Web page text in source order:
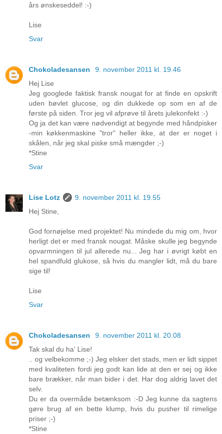
års ønskeseddel! :-)
Lise
Svar
Chokoladesansen
9. november 2011 kl. 19.46
Hej Lise
Jeg googlede faktisk fransk nougat for at finde en opskrift
uden bøvlet glucose, og din dukkede op som en af de
første på siden. Tror jeg vil afprøve til årets julekonfekt :-)
Og ja det kan være nødvendigt at begynde med håndpisker
-min køkkenmaskine "tror" heller ikke, at der er noget i
skålen, når jeg skal piske små mængder ;-)
*Stine
Svar
Lise Lotz
9. november 2011 kl. 19.55
Hej Stine,
God fornøjelse med projektet! Nu mindede du mig om, hvor
herligt det er med fransk nougat. Måske skulle jeg begynde
opvarmningen til jul allerede nu... Jeg har i øvrigt købt en
hel spandfuld glukose, så hvis du mangler lidt, må du bare
sige til!
Lise
Svar
Chokoladesansen
9. november 2011 kl. 20.08
Tak skal du ha' Lise!
.. og velbekomme ;-) Jeg elsker det stads, men er lidt sippet
med kvaliteten fordi jeg godt kan lide at den er sej og ikke
bare brækker, når man bider i det. Har dog aldrig lavet det
selv.
Du er da overmåde betænksom :-D Jeg kunne da sagtens
gøre brug af en bette klump, hvis du pusher til rimelige
priser ;-)
*Stine